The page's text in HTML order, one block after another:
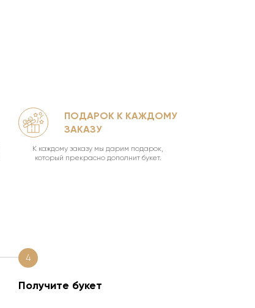
ПОДАРОК К КАЖДОМУ
ЗАКАЗУ
К каждому заказу мы дарим подарок,
который прекрасно дополнит букет.
4
Получите букет